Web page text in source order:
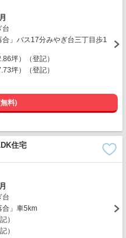
台
合」バス17分みやぎ台三丁目歩1
坪）（登記）
坪）（登記）
料)
住宅
台
合」車5km
）
）